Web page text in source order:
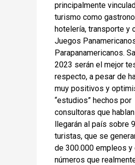
principalmente
turismo como
hotelería, transporte y
Juegos
Parapanamericanos.
2023 serán el mejor
respecto, a pesar de
muy positivos y
“estudios” hechos por
consultoras que
llegarán al país sobre
turistas, que se
de 300.000 empleos y
números que